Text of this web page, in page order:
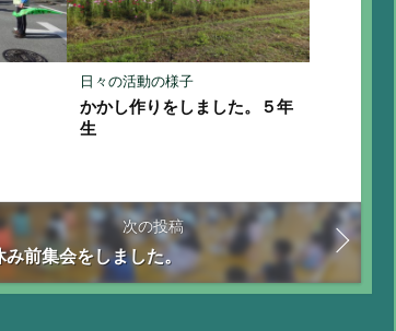
日々の活動の様子
かかし作りをしました。５年
生
次の投稿
み前集会をしました。